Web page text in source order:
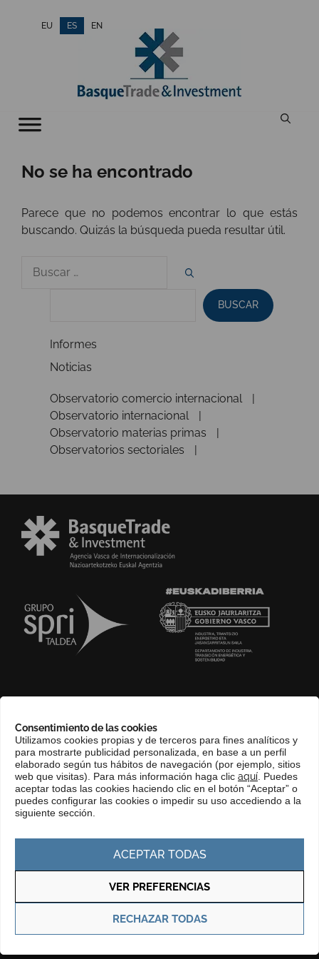
Consentimiento de las cookies
Utilizamos cookies propias y de terceros para fines analíticos y
para mostrarte publicidad personalizada, en base a un perfil
elaborado según tus hábitos de navegación (por ejemplo, sitios
web que visitas). Para más información haga clic aquí . Puedes
aceptar todas las cookies haciendo clic en el botón “Aceptar” o
puedes configurar las cookies o impedir su uso accediendo a la
siguiente sección.
ACEPTAR TODAS
RECHAZAR TODAS
VER PREFERENCIAS
EU ES EN
No se ha encontrado
Parece que no podemos encontrar lo que estás
buscando. Quizás la búsqueda pueda resultar útil.
por
BUSCAR
Informes
Noticias
Observatorio comercio internacional
Observatorio internacional
Observatorio materias primas
Observatorios sectoriales
COMPLIANCE CHANNEL
CONTACTO
EUSKERA
PERFIL DEL CONTRATANTE
Política de privacidad Política de cookies